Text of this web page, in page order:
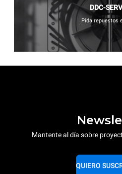
DDC-
Pida repuestos
Mantente al día sobre
QUIERO